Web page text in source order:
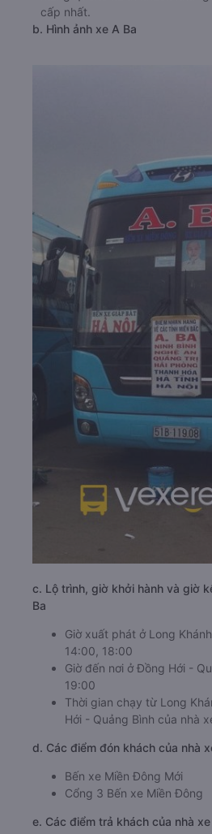
cấp nhất.
b. Hình ảnh xe A Ba
c. Lộ trình, giờ khởi hành và giờ
Ba
Giờ xuất phát ở Long
14:00, 18:00
Giờ đến nơi ở Đồng Hới -
19:00
Thời gian chạy từ Long
Hới - Quảng Bình của nhà
d. Các điểm đón khách của nhà
Bến xe Miền Đông Mới
Cổng 3 Bến xe Miền Đông
e. Các điểm trả khách của nhà xe